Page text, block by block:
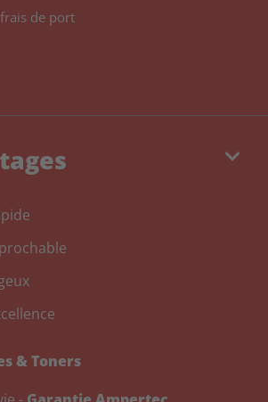
de port
keyboard_arrow_down
& Toners